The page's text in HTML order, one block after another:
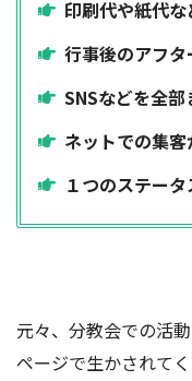
印刷代や紙代
行事後のアフ
SNSなどを全
ネットでの集客
１つのステー
元々、分教会での活
ページで生かされて